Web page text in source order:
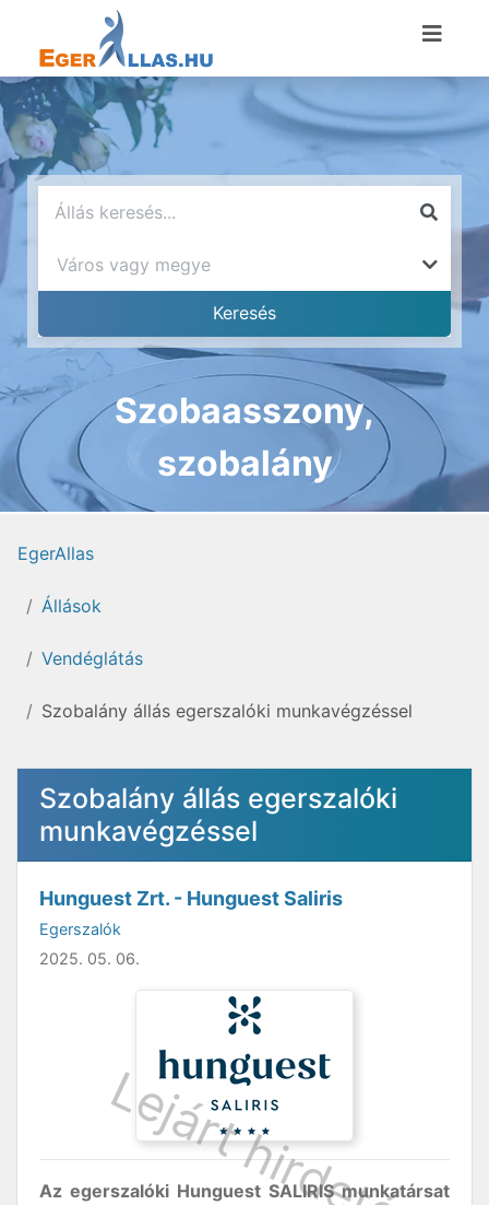
Szobaasszony,
szobalány
EgerAllas
Állások
Vendéglátás
Szobalány állás egerszalóki munkavégzéssel
Szobalány állás egerszalóki
munkavégzéssel
Hunguest Zrt. - Hunguest Saliris
Egerszalók
2025. 05. 06.
Az egerszalóki Hunguest SALIRISmunkatársat